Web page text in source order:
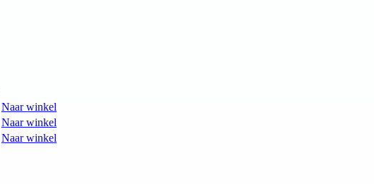
Naar winkel
Naar winkel
Naar winkel